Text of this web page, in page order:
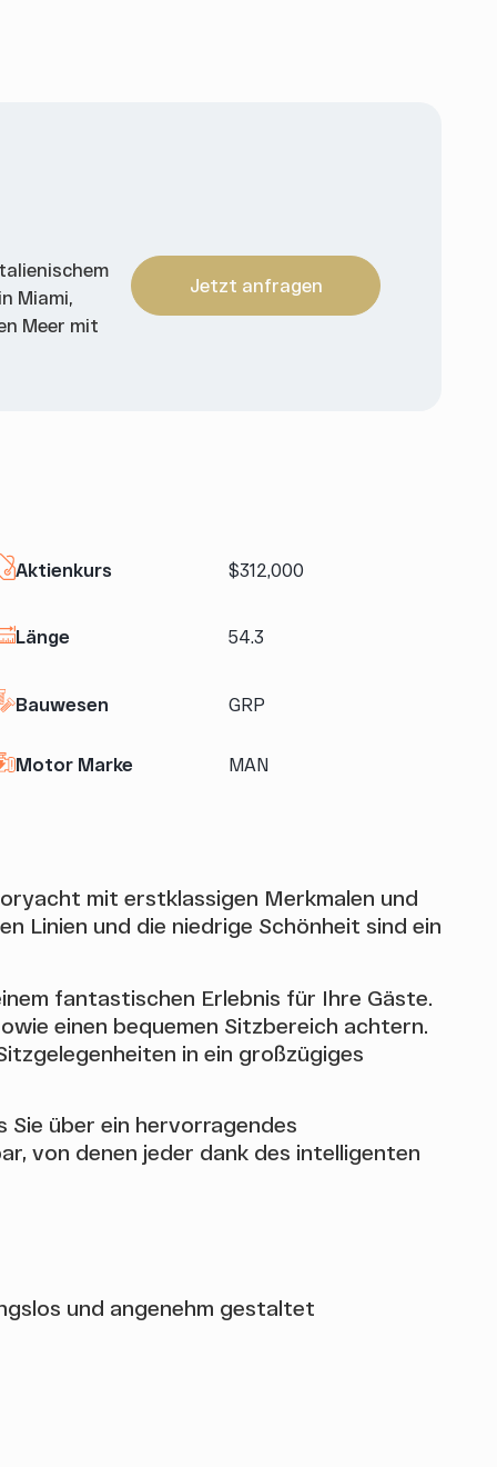
Miami,
Meer mit
Jetzt anfragen
Aktienkurs $312,000
Länge 54.3
Bauwesen GRP
Motor Marke MAN
mit erstklassigen Merkmalen und
Linien und die niedrige Schönheit sind ein
fantastischen Erlebnis für Ihre Gäste.
einen bequemen Sitzbereich achtern.
in ein großzügiges
Sie über ein hervorragendes
von denen jeder dank des intelligenten
und angenehm gestaltet